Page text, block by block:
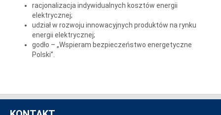
racjonalizacja indywidualnych kosztów energii
elektrycznej;
udział w rozwoju innowacyjnych produktów na rynku
energii elektrycznej;
godło – „Wspieram bezpieczeństwo energetyczne
Polski”.